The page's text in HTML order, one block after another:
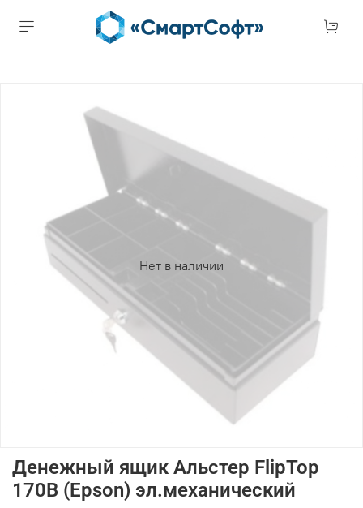
Нет в наличии
Денежный ящик Альстер FlipTop
170В (Epson) эл.механический